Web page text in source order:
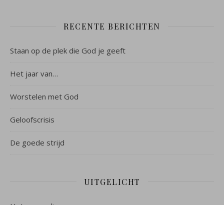
RECENTE BERICHTEN
Staan op de plek die God je geeft
Het jaar van…
Worstelen met God
Geloofscrisis
De goede strijd
UITGELICHT